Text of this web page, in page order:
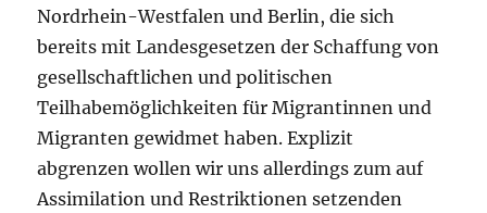
Nordrhein-Westfalen und Berlin, die sich
bereits mit Landesgesetzen der Schaffung von
gesellschaftlichen und politischen
Teilhabemöglichkeiten für Migrantinnen und
Migranten gewidmet haben. Explizit
abgrenzen wollen wir uns allerdings zum auf
Assimilation und Restriktionen setzenden